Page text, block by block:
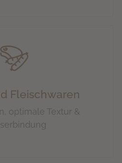
Fleischwaren
optimale Textur &